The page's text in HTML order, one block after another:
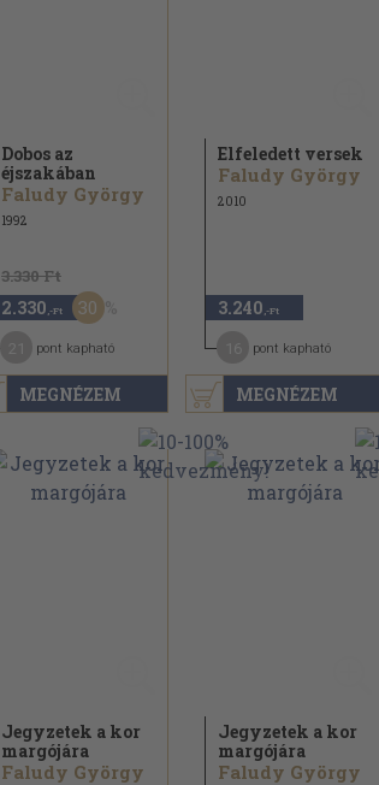
MEGNÉZEM
Dobos az
éjszakában
Faludy György
1992
3.330 Ft
2.330 ,-Ft 30
pont kapható
MEGNÉZEM
Elfeledett versek
Faludy György
2010
3.240 ,-Ft
pont kapható
Jegyzetek a kor
margójára
Faludy György
Jegyzetek a kor
margójára
Faludy György